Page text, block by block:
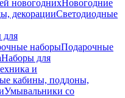
новогоднихНовогодние
декорацииСветодиодные
для
наборыПодарочные
Наборы для
и
кабины, поддоны,
Умывальники со